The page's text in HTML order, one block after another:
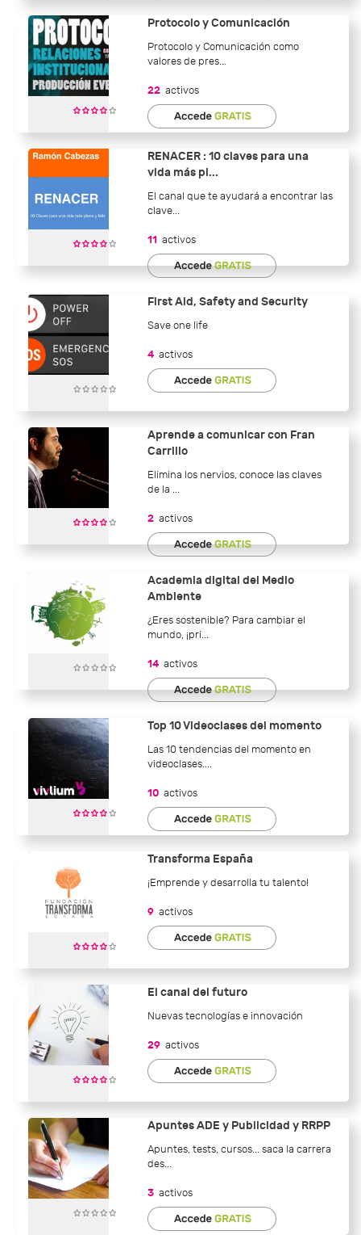
Protocolo y Comunicación
Protocolo y Comunicación como
valores de pres...
22 activos
RENACER : 10 claves para una
vida más pl...
El canal que te ayudará a encontrar las
clave...
11 activos
First Aid, Safety and Security
Save one life
4 activos
Aprende a comunicar con Fran
Carrillo
Elimina los nervios, conoce las claves
de la ...
2 activos
Academia digital del Medio
Ambiente
¿Eres sostenible? Para cambiar el
mundo, ¡pri...
14 activos
Top 10 Videoclases del momento
Las 10 tendencias del momento en
videoclases....
10 activos
Transforma España
¡Emprende y desarrolla tu talento!
9 activos
El canal del futuro
Nuevas tecnologías e innovación
29 activos
Apuntes ADE y Publicidad y RRPP
Apuntes, tests, cursos... saca la carrera
des...
3 activos